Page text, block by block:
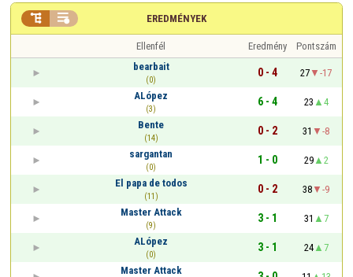
EREDMÉNYEK
 
Ellenfél Eredmény
Pontszám
bearbait
(0)
0 - 4 27
-17
ALópez
(3)
6 - 4 23
4
Bente
(14)
0 - 2 31
-8
sargantan
(0)
1 - 0 29
2
El papa de todos
(11)
0 - 2 38
-9
Master Attack
(9)
3 - 1 31
7
ALópez
(0)
3 - 1 24
7
Master Attack